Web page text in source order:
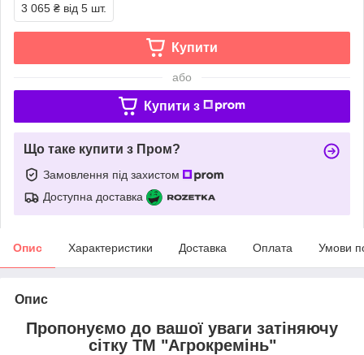
3 065 ₴ від 5 шт.
Купити
або
Купити з
Що таке купити з Пром?
Замовлення під захистом
Доступна доставка
Опис Характеристики Доставка Оплата Умови
Опис
Пропонуємо до вашої уваги затіняючу
сітку ТМ "Агрокремінь"